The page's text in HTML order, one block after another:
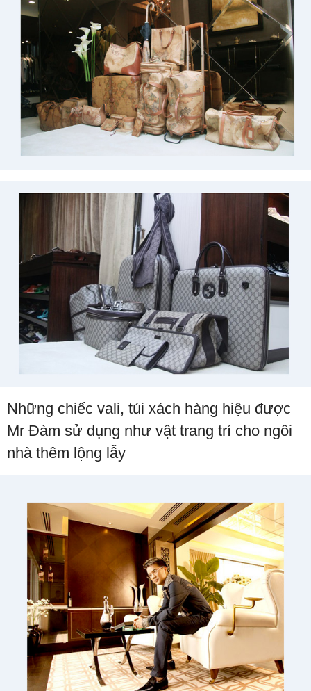
Những chiếc vali, túi xách hàng hiệu được
Mr Đàm sử dụng như vật trang trí cho ngôi
nhà thêm lộng lẫy